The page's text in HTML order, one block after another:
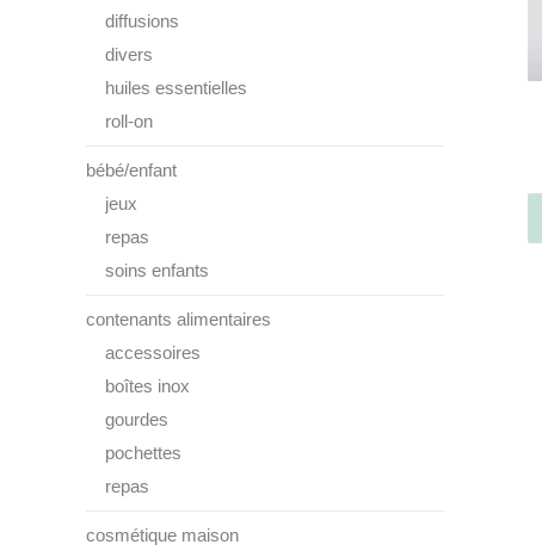
diffusions
divers
huiles essentielles
roll-on
bébé/enfant
jeux
repas
soins enfants
contenants alimentaires
accessoires
boîtes inox
gourdes
pochettes
repas
cosmétique maison